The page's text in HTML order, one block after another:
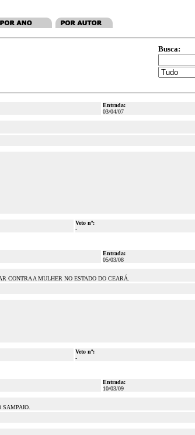
Busca:
Entrada:
03/04/07
Veto nº:
-
Entrada:
05/03/08
CONTRA A MULHER NO ESTADO DO CEARÁ.
Veto nº:
-
Entrada:
10/03/09